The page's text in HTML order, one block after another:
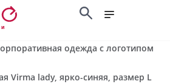
одежда с логотипом
Virma lady, ярко-синяя, размер L